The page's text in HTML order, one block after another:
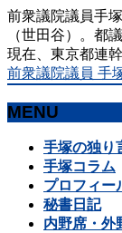
前衆議院議員手
（世田谷）。都
現在、東京都連
前衆議院議員 手
MENU
手塚の独り
手塚コラム
プロフィー
秘書日記
内野席・外